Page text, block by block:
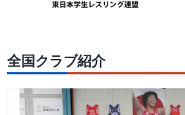
全国クラブ紹介